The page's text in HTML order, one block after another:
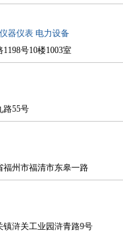
器仪表 电力设备
号10楼1003室
路55号
福州市福清市东皋一路
浒关工业园浒青路9号